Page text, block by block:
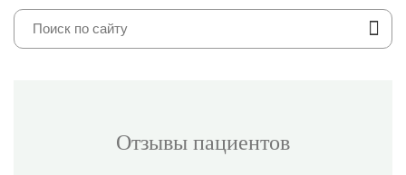
Отзывы пациентов